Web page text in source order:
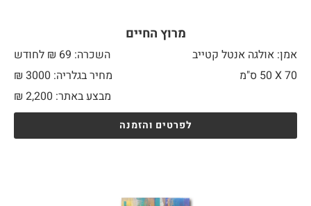
מרוץ החיים
אמן: אולגה אנטל קטייב
השכרה: 69 ₪ לחודש
70 X
מחיר בגלריה: 3000 ₪
מבצע באתר:
₪ 2,200
לפרטים והזמנה